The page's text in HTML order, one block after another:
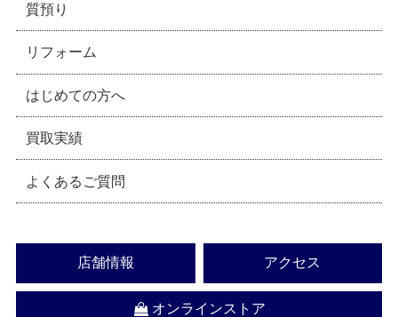
質預り
リフォーム
はじめての方へ
買取実績
よくあるご質問
店舗情報 アクセス
オンラインストア